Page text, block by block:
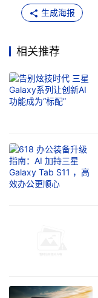
生成海报
相关推荐